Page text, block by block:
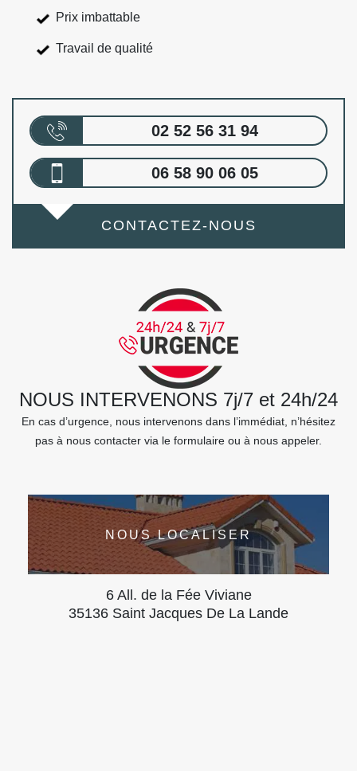
Prix imbattable
Travail de qualité
02 52 56 31 94
06 58 90 06 05
CONTACTEZ-NOUS
NOUS INTERVENONS 7j/7 et 24h/24
En cas d’urgence, nous intervenons dans l’immédiat, n’hésitez
pas à nous contacter via le formulaire ou à nous appeler.
NOUS LOCALISER
6 All. de la Fée Viviane
35136 Saint Jacques De La Lande